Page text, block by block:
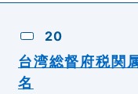
20
台湾総督府税関
名